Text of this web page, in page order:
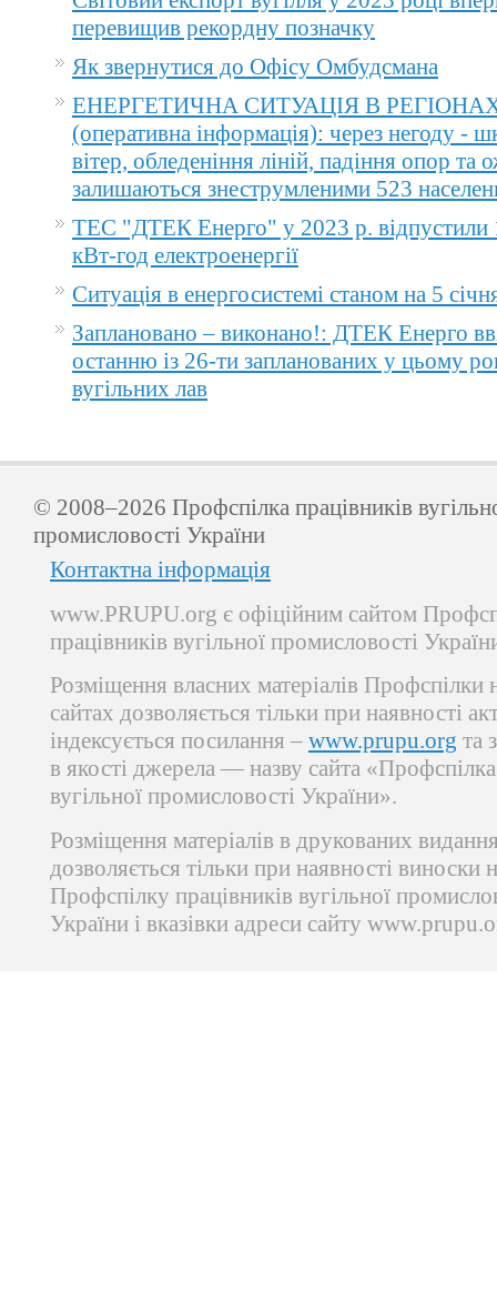
перевищив рекордну позначку
Як звернутися до Офісу Омбудсмана
ЕНЕРГЕТИЧНА СИТУАЦІЯ В
(оперативна інформація): через негоду -
вітер, обледеніння ліній, падіння опор та
залишаються знеструмленими 523
ТЕС "ДТЕК Енерго" у 2023 р. відпустили
кВт-год електроенергії
Ситуація в енергосистемі станом на 5
Заплановано – виконано!: ДТЕК Енерго
останню із 26-ти запланованих у цьому
вугільних лав
© 2008–2026 Профспілка працівників
промисловості України
Контактна інформація
www.PRUPU.org є офіційним сайтом
працівників вугільної промисловості
Розміщення власних матеріалів Профспілки
сайтах дозволяється тільки при наявності
індексується посилання – www.prupu.org та
в якості джерела — назву сайта «Профспілка
вугільної промисловості України».
Розміщення матеріалів в друкованих
дозволяється тільки при наявності виноски
Профспілку працівників вугільної
України і вказівки адреси сайту